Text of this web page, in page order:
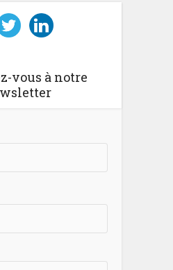
vous à notre